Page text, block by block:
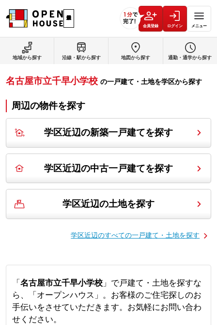
会員登録 ログイン メニュー
地域から探す 沿線・駅から探す 地図から探す 通勤・通学から探す
名古屋市立千早小学校 の一戸建て・土地を学区から探す
周辺の物件を探す
学区近辺の新築一戸建てを探す
学区近辺の中古一戸建てを探す
学区近辺の土地を探す
学区近辺のすべての一戸建て・土地を探す
「 名古屋市立千早小学校」で戸建て・土地を探すな
ら、「オープンハウス」。お客様のご住宅探しのお
手伝いをさせていただきます。お気軽にお問い合わ
せください。